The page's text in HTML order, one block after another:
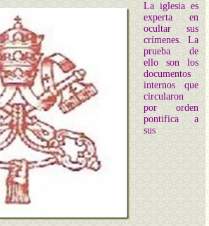
La iglesia es
experta en
ocultar sus
crímenes. La
prueba de
ello son los
documentos
internos que
circularon
por orden
pontifica a
sus